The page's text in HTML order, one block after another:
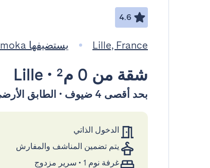
4.6
Lille, France يستضيفها Immoka
شقة من 0 م² •
Lille
بحد أقصى 4 ضيوف • الطابق الأرضي
الدخول الذاتي
يتم تضمين المناشف والمفارش
غرفة نوم 1
• سرير مزدوج